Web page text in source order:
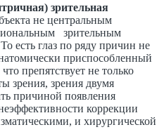
зрительная
не центральным
зрительным
есть глаз по ряду причин не
приспособленный
препятствует не только
зрения, зрения двумя
причиной появления
коррекции
и хирургической